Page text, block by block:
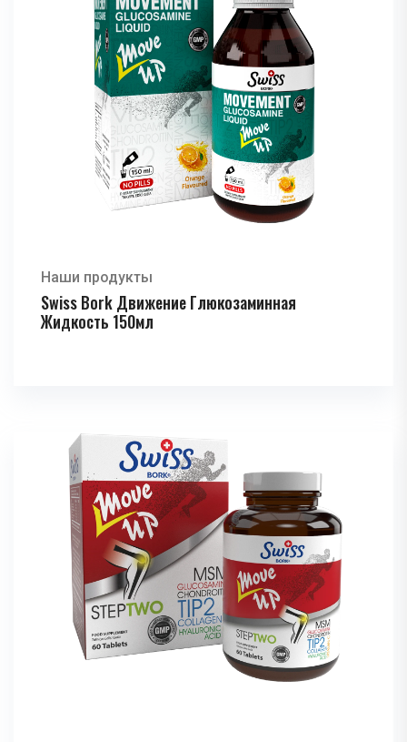
Наши продукты
Swiss Bork Движение Глюкозаминная
Жидкость 150мл